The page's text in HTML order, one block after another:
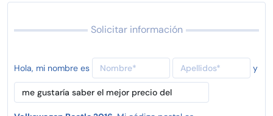
Solicitar información
Hola, mi nombre es y